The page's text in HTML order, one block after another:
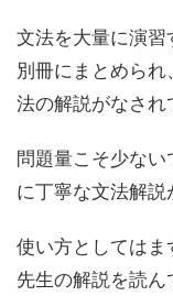
文法を大量に演
別冊にまとめら
法の解説がなされ
問題量こそ少な
に丁寧な文法解説
使い方としては
先生の解説を読